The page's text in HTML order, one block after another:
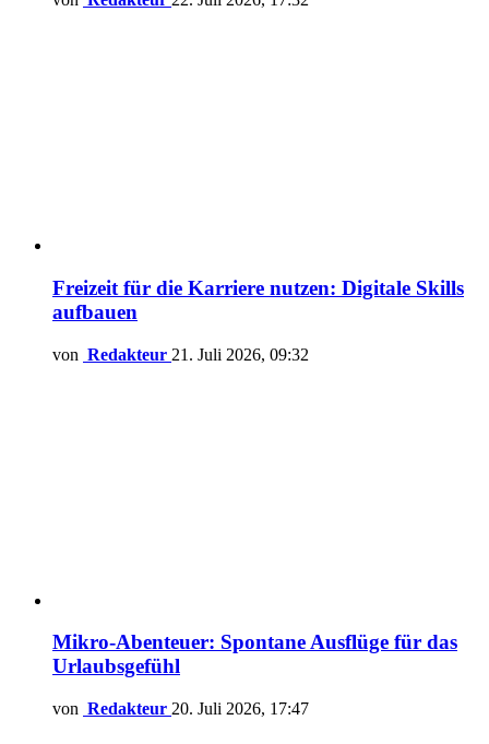
Freizeit für die Karriere nutzen: Digitale Skills
aufbauen
von Redakteur 21. Juli 2026, 09:32
Mikro-Abenteuer: Spontane Ausflüge für das
Urlaubsgefühl
von Redakteur 20. Juli 2026, 17:47